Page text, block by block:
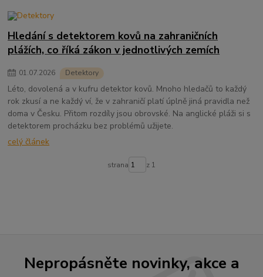
Hledání s detektorem kovů na zahraničních
plážích, co říká zákon v jednotlivých zemích
01.07.2026 Detektory
Léto, dovolená a v kufru detektor kovů. Mnoho hledačů to každý
rok zkusí a ne každý ví, že v zahraničí platí úplně jiná pravidla než
doma v Česku. Přitom rozdíly jsou obrovské. Na anglické pláži si s
detektorem procházku bez problémů užijete.
celý článek
strana z 1
Nepropásněte novinky, akce a